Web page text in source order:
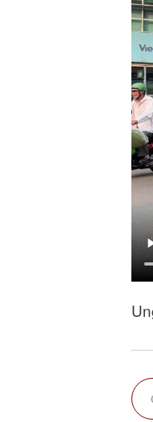
Gib deine